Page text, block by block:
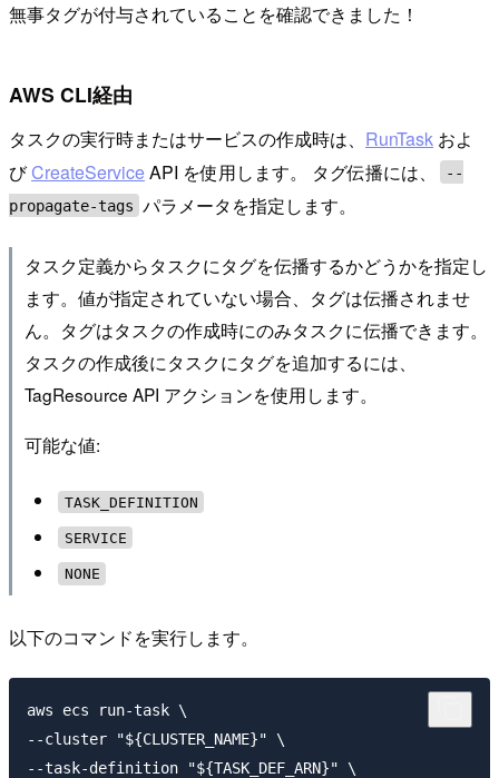
無事タグが付与されていることを確認できました！
AWS CLI経由
タスクの実行時またはサービスの作成時は、 RunTask およ
びCreateServiceAPI を使用します。 タグ伝播には、
--
propagate-tags パラメータを指定します。
タスク定義からタスクにタグを伝播するかどうかを指定し
ます。値が指定されていない場合、タグは伝播されませ
ん。タグはタスクの作成時にのみタスクに伝播できます。
タスクの作成後にタスクにタグを追加するには、
TagResource API アクションを使用します。
可能な値:
TASK_DEFINITION
SERVICE
NONE
以下のコマンドを実行します。
aws ecs run-task \
--cluster "${CLUSTER_NAME}" \
--task-definition "${TASK_DEF_ARN}" \